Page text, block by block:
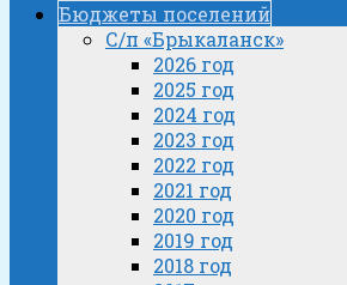
Бюджеты поселений
С/п «Брыкаланск»
2026 год
2025 год
2024 год
2023 год
2022 год
2021 год
2020 год
2019 год
2018 год